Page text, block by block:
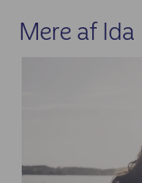
Mere af